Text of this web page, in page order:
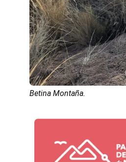
Betina Montaña.